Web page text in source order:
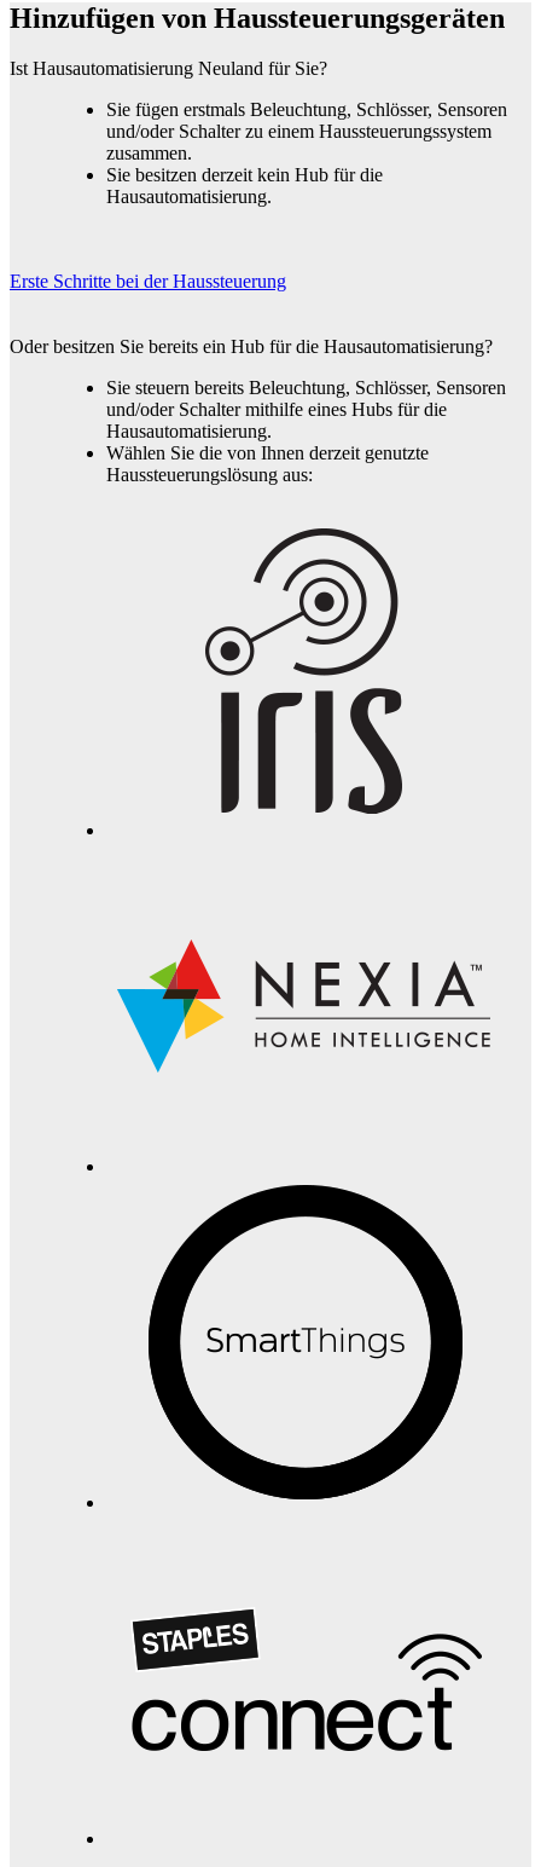
Hinzufügen von Haussteuerungsgeräten
Ist Hausautomatisierung Neuland für Sie?
Sie fügen erstmals Beleuchtung, Schlösser, Sensoren
und/oder Schalter zu einem Haussteuerungssystem
zusammen.
Sie besitzen derzeit kein Hub für die
Hausautomatisierung.
Erste Schritte bei der Haussteuerung
Oder besitzen Sie bereits ein Hub für die Hausautomatisierung?
Sie steuern bereits Beleuchtung, Schlösser, Sensoren
und/oder Schalter mithilfe eines Hubs für die
Hausautomatisierung.
Wählen Sie die von Ihnen derzeit genutzte
Haussteuerungslösung aus: